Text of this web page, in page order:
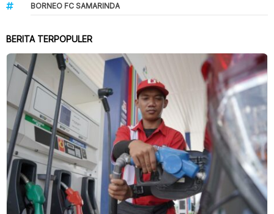
BORNEO FC SAMARINDA
BERITA TERPOPULER